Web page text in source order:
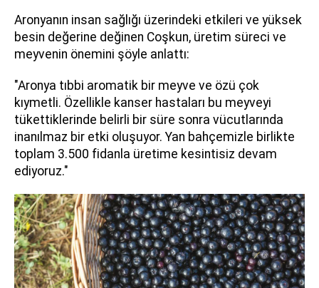
Aronyanın insan sağlığı üzerindeki etkileri ve yüksek
besin değerine değinen Coşkun, üretim süreci ve
meyvenin önemini şöyle anlattı:
"Aronya tıbbi aromatik bir meyve ve özü çok
kıymetli. Özellikle kanser hastaları bu meyveyi
tükettiklerinde belirli bir süre sonra vücutlarında
inanılmaz bir etki oluşuyor. Yan bahçemizle birlikte
toplam 3.500 fidanla üretime kesintisiz devam
ediyoruz."